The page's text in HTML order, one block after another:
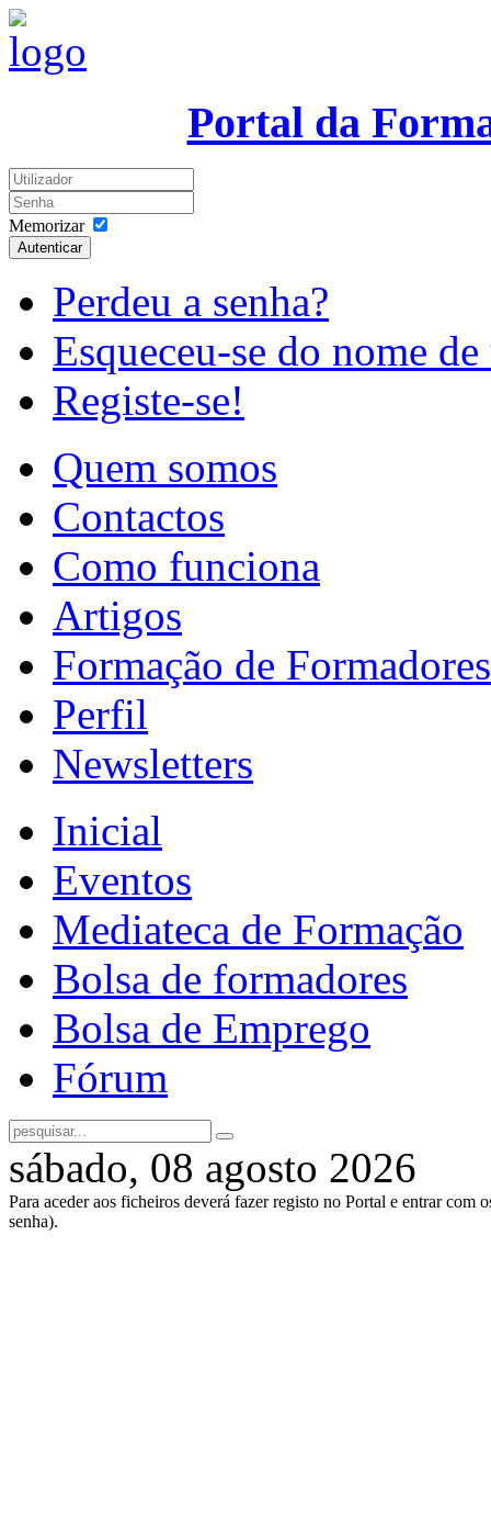
Portal da
Memorizar
Autenticar
Perdeu a senha?
Esqueceu-se do nome
Registe-se!
Quem somos
Contactos
Como funciona
Artigos
Formação de Formadores
Perfil
Newsletters
Inicial
Eventos
Mediateca de Formação
Bolsa de formadores
Bolsa de Emprego
Fórum
sábado, 08 agosto 2026
Para aceder aos ficheiros deverá fazer registo no Portal e entrar com
senha).